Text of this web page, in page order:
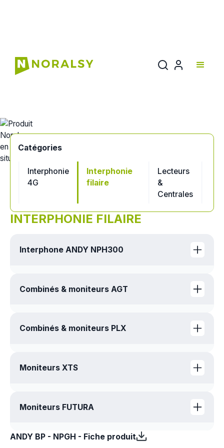
Documentation
Catégories
Interphonie
4G
Interphonie
filaire
Lecteurs
&
Centrales
INTERPHONIE FILAIRE
Interphone ANDY NPH300
NPH300 - Fiche produit
NPH 300 - Fiche produit
Combinés & moniteurs AGT
Combinés & moniteurs PLX
Moniteurs XTS
Moniteurs FUTURA
FUTURA - Fiche produit
ANDY BP - NPGH - Fiche produit